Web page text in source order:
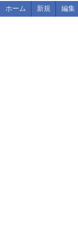
ホーム 新規 編集